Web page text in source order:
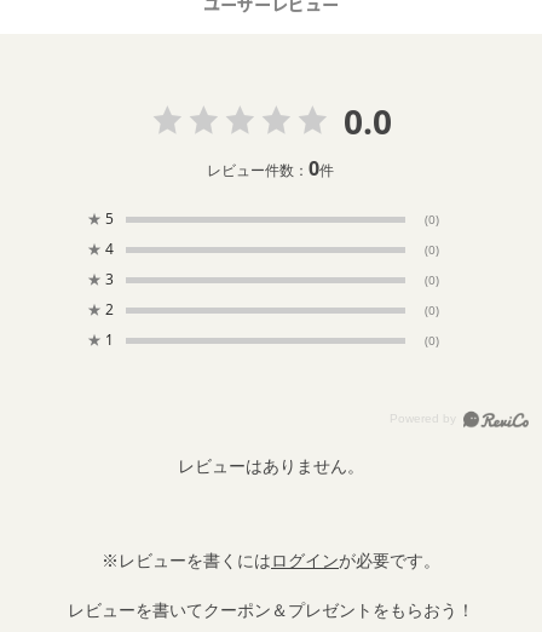
0.0
レビュー件数：0件
★ 5 (0)
★ 4 (0)
★ 3 (0)
★ 2 (0)
★ 1 (0)
レビューはありません。
※レビューを書くにはログインが必要です。
レビューを書いてクーポン＆プレゼントをもらおう！